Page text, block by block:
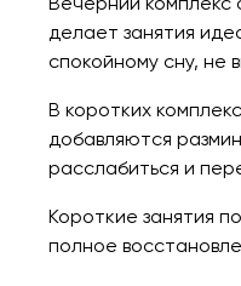
делает занятия
спокойному сну, не
В коротких
добавляются
расслабиться и
Короткие занятия
полное